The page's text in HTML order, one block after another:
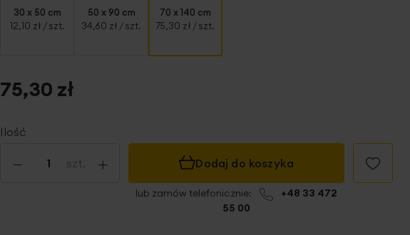
30 x 50 cm
12,10 zł / szt.
50 x 90 cm
34,60 zł / szt.
70 x 140 cm
75,30 zł / szt.
Ilość
- szt. +
75,30 zł
Dodaj do koszyka
lub zamów telefonicznie:
+48 33 472
55 00